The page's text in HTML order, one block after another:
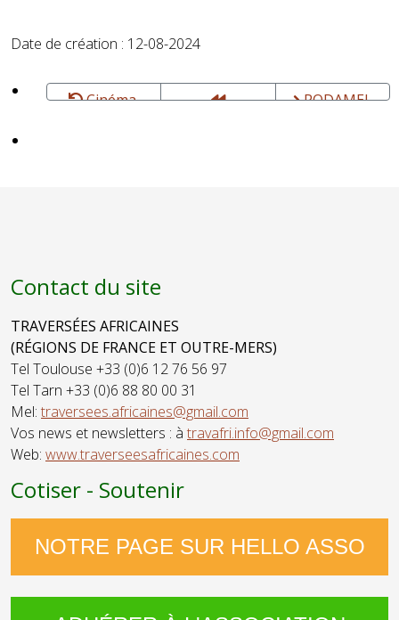
Date de création : 12-08-2024
Cinéma,
RODAMEL
Contact du site
TRAVERSÉES AFRICAINES
(RÉGIONS DE FRANCE ET OUTRE-MERS)
Tel Toulouse +33 (0)6 12 76 56 97
Tel Tarn +33 (0)6 88 80 00 31
Mel: traversees.africaines@gmail.com
Vos news et newsletters : à travafri.info@gmail.com
Web: www.traverseesafricaines.com
Cotiser - Soutenir
NOTRE PAGE SUR HELLO ASSO